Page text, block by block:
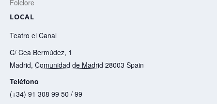
Folclore
LOCAL
Teatro el Canal
C/ Cea Bermúdez, 1
Madrid, Comunidad de Madrid 28003 Spain
Teléfono
(+34) 91 308 99 50 / 99